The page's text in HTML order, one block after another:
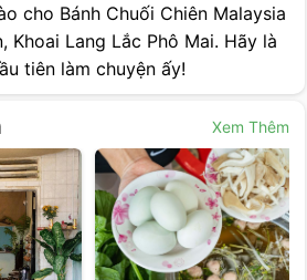
cho Bánh Chuối Chiên Malaysia
Khoai Lang Lắc Phô Mai. Hãy là
tiên làm chuyện ấy!
Xem Thêm